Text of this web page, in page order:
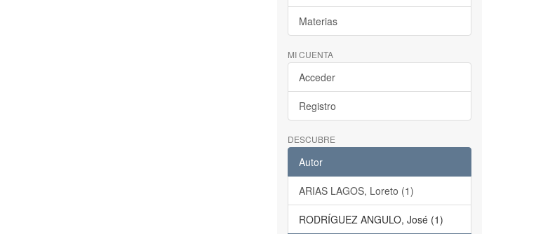
Materias
MI CUENTA
Acceder
Registro
DESCUBRE
Autor
ARIAS LAGOS, Loreto (1)
RODRÍGUEZ ANGULO, José (1)